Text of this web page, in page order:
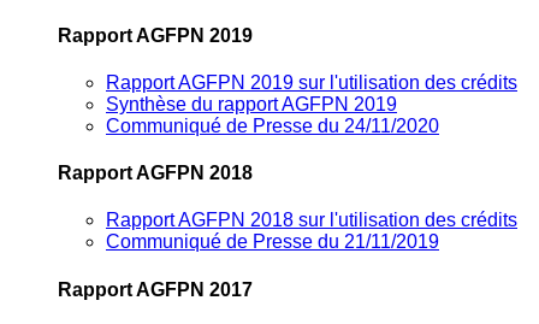
Rapport AGFPN 2019
Rapport AGFPN 2019 sur l'utilisation des crédits
Synthèse du rapport AGFPN 2019
Communiqué de Presse du 24/11/2020
Rapport AGFPN 2018
Rapport AGFPN 2018 sur l'utilisation des crédits
Communiqué de Presse du 21/11/2019
Rapport AGFPN 2017